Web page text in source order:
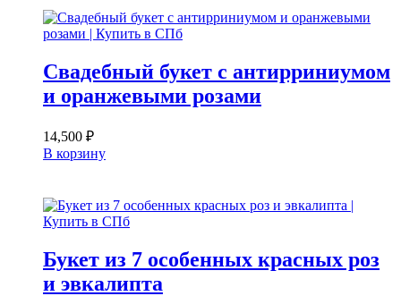
Свадебный букет с антирриниумом
и оранжевыми розами
14,500 ₽
В корзину
Букет из 7 особенных красных роз
и эвкалипта